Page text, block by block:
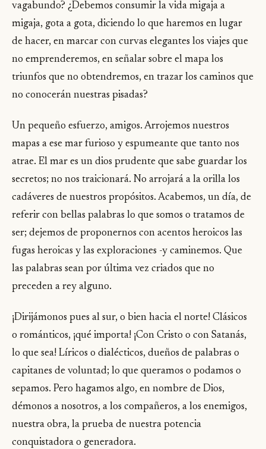
vagabundo? ¿Debemos consumir la vida migaja a
migaja, gota a gota, diciendo lo que haremos en lugar
de hacer, en marcar con curvas elegantes los viajes que
no emprenderemos, en señalar sobre el mapa los
triunfos que no obtendremos, en trazar los caminos que
no conocerán nuestras pisadas?
Un pequeño esfuerzo, amigos. Arrojemos nuestros
mapas a ese mar furioso y espumeante que tanto nos
atrae. El mar es un dios prudente que sabe guardar los
secretos; no nos traicionará. No arrojará a la orilla los
cadáveres de nuestros propósitos. Acabemos, un día, de
referir con bellas palabras lo que somos o tratamos de
ser; dejemos de proponernos con acentos heroicos las
fugas heroicas y las exploraciones -y caminemos. Que
las palabras sean por última vez criados que no
preceden a rey alguno.
¡Dirijámonos pues al sur, o bien hacia el norte! Clásicos
o románticos, ¡qué importa! ¡Con Cristo o con Satanás,
lo que sea! Líricos o dialécticos, dueños de palabras o
capitanes de voluntad; lo que queramos o podamos o
sepamos. Pero hagamos algo, en nombre de Dios,
démonos a nosotros, a los compañeros, a los enemigos,
nuestra obra, la prueba de nuestra potencia
conquistadora o generadora.